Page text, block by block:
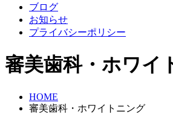
ブログ
お知らせ
プライバシーポリシー
審美歯科・ホワイ
HOME
審美歯科・ホワイトニング